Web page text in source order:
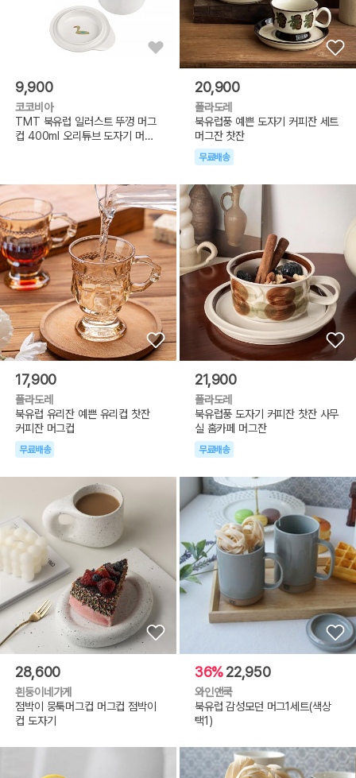
9,900
코코비아
TMT 북유럽 일러스트 뚜껑 머그
컵 400ml 오리튜브 도자기 머그
20,900
폴라도레
북유럽풍 예쁜 도자기 커피잔 세트
머그잔 찻잔
무료배송
17,900
폴라도레
북유럽 유리잔 예쁜 유리컵 찻잔
커피잔 머그컵
무료배송
21,900
폴라도레
북유럽풍 도자기 커피잔 찻잔 사무
실 홈카페 머그잔
무료배송
28,600
흰둥이네가게
점박이 뭉툭머그컵 머그컵 점박이
컵 도자기
36%22,950
와인앤쿡
북유럽 감성모던 머그1세트(색상
택1)